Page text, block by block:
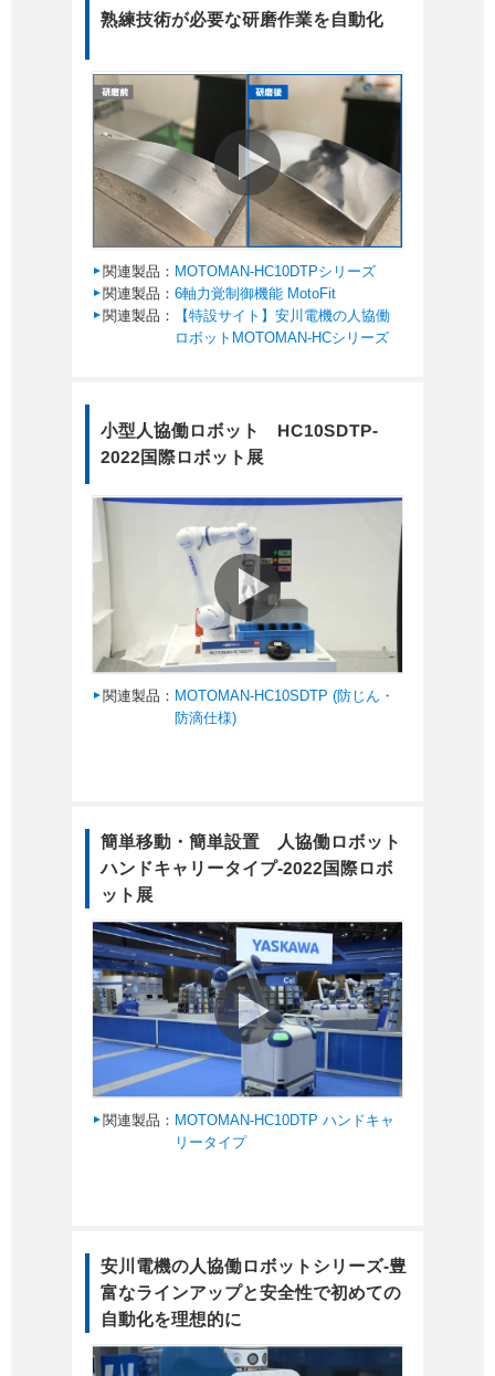
熟練技術が必要な研磨作業を自動化
関連製品： MOTOMAN-HC10DTPシリーズ
関連製品： 6軸力覚制御機能 MotoFit
関連製品：
【特設サイト】安川電機の人協働
ロボットMOTOMAN-HCシリーズ
小型人協働ロボット HC10SDTP-
2022国際ロボット展
関連製品： MOTOMAN-HC10SDTP (防じん・
防滴仕様)
簡単移動・簡単設置 人協働ロボット
ハンドキャリータイプ-2022国際ロボ
ット展
関連製品： MOTOMAN-HC10DTP ハンドキャ
リータイプ
安川電機の人協働ロボットシリーズ-豊
富なラインアップと安全性で初めての
自動化を理想的に